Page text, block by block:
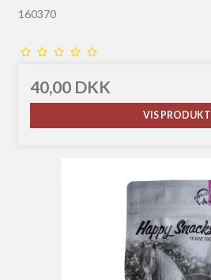
160370
40,00 DKK
VIS PRODUKT